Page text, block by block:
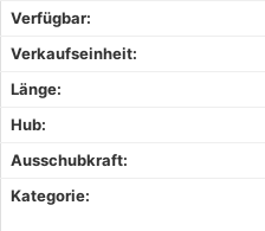
Verfügbar:
Verkaufseinheit:
Länge:
Hub:
Ausschubkraft:
Kategorie: